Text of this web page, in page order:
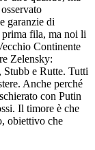
garanzie di
prima fila, ma noi li
Continente
Zelensky:
e Rutte. Tutti
Anche perché
con Putin
Il timore è che
obiettivo che